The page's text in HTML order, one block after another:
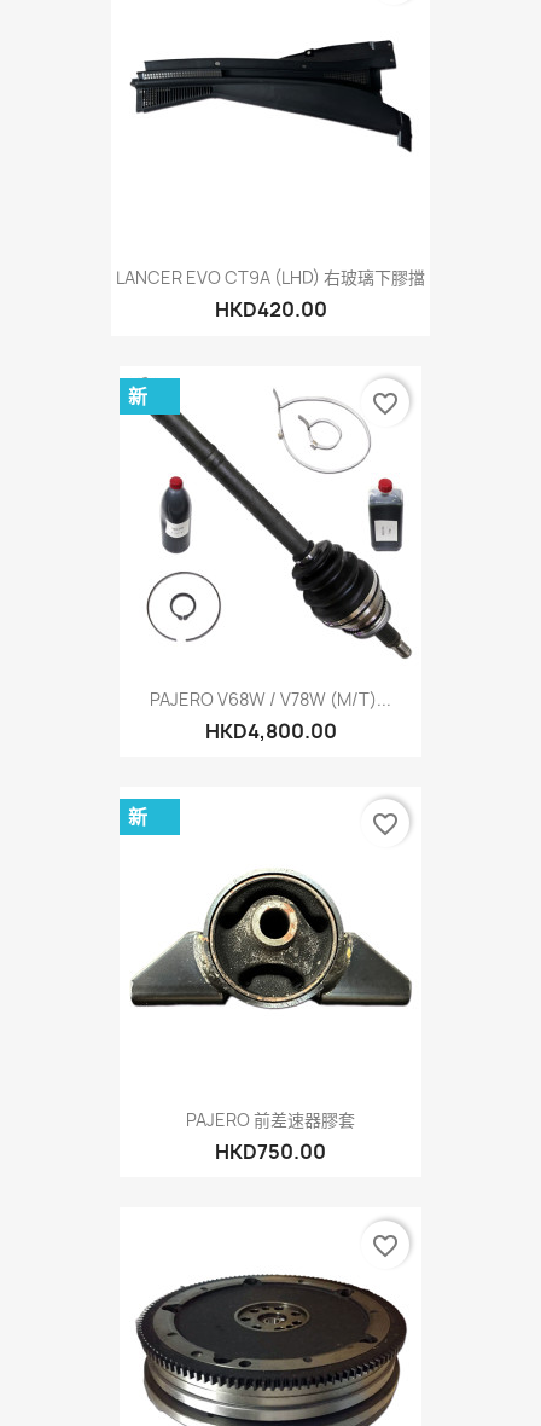
LANCER EVO CT9A (LHD) 右玻璃下膠擋
HKD420.00
PAJERO V68W / V78W (M/T)...
HKD4,800.00
新 favorite_border
PAJERO 前差速器膠套
HKD750.00
新 favorite_border
favorite_border